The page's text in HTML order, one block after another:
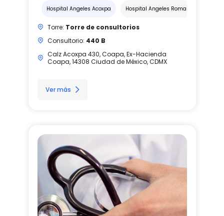
Hospital Angeles Acoxpa Hospital Angeles Roma
Torre: Torre de consultorios
Consultorio: 440 B
Calz Acoxpa 430, Coapa, Ex-Hacienda
Coapa, 14308 Ciudad de México, CDMX
Ver más